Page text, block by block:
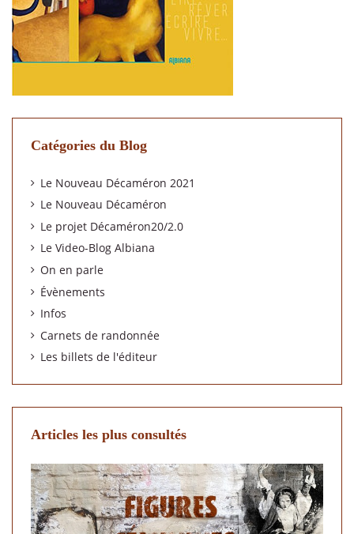
Catégories du Blog
Le Nouveau Décaméron 2021
Le Nouveau Décaméron
Le projet Décaméron20/2.0
Le Video-Blog Albiana
On en parle
Évènements
Infos
Carnets de randonnée
Les billets de l'éditeur
Articles les plus consultés